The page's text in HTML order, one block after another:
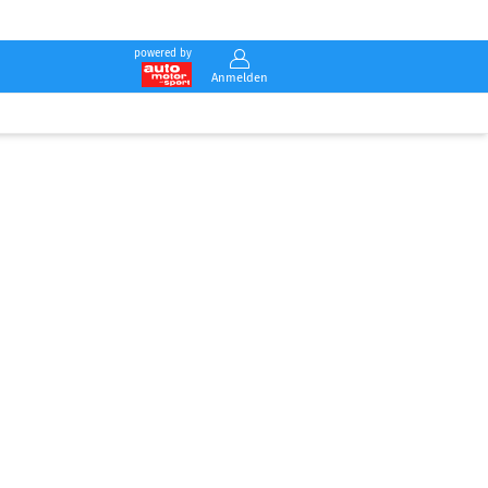
powered by
Anmelden